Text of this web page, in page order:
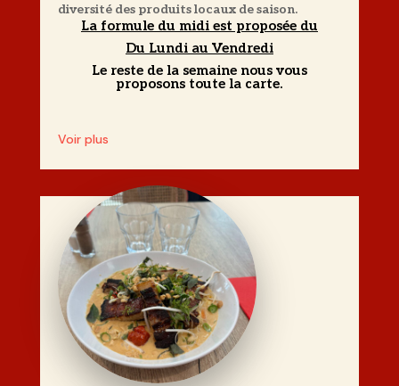
diversité des produits locaux de saison.
La formule du midi est proposée du
Du Lundi au Vendredi
Le reste de la semaine nous vous
proposons toute la carte.
Voir plus